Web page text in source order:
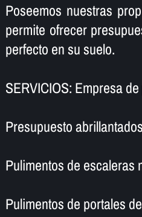
Poseemos nuestras
permite ofrecer
perfecto en su suelo.
SERVICIOS: Empresa
Presupuesto
Pulimentos de escaleras
Pulimentos de portales